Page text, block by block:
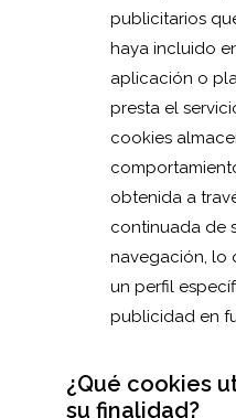
publicitarios
haya incluido
aplicación o
presta el
cookies
obtenida a
continuada de
navegación, lo
un perfil
publicidad en
¿Qué cookies
su finalidad?